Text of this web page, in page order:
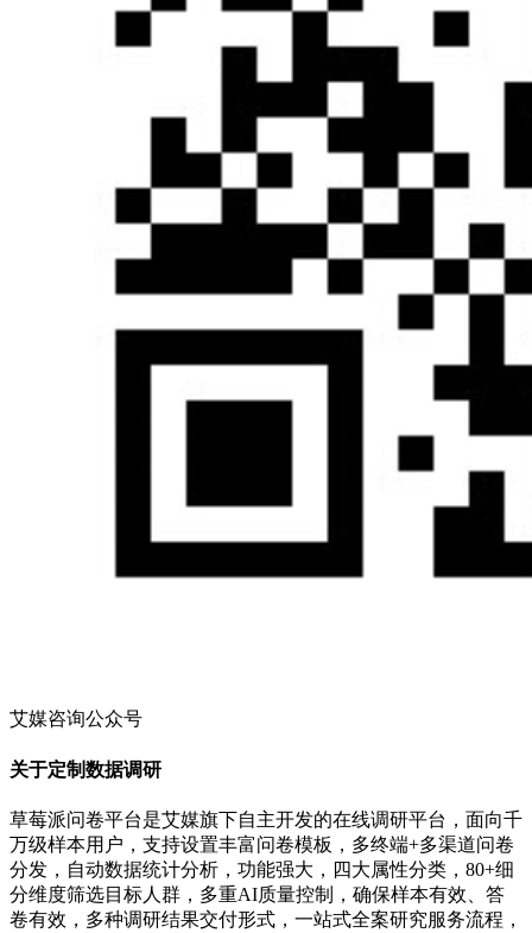
艾媒咨询公众号
关于定制数据调研
草莓派问卷平台是艾媒旗下自主开发的在线调研平台，面向千
万级样本用户，支持设置丰富问卷模板，多终端+多渠道问卷
分发，自动数据统计分析，功能强大，四大属性分类，80+细
分维度筛选目标人群，多重AI质量控制，确保样本有效、答
卷有效，多种调研结果交付形式，一站式全案研究服务流程，